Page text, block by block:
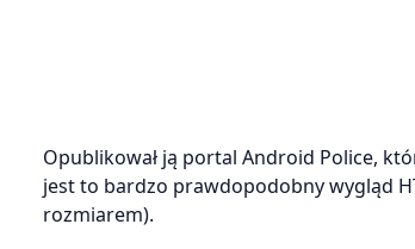
Opublikował ją portal Android Police,
jest to bardzo prawdopodobny wygląd
rozmiarem).